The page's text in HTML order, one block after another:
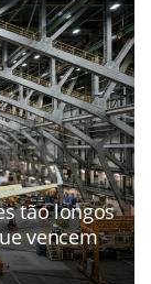
tão longos
vencem